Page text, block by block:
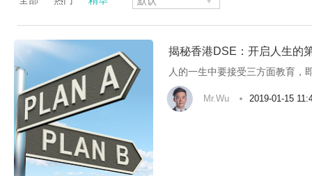
揭秘香港DSE：开启人生的
人的一生中要接受三方面教育，
Mr.Wu 2019-01-15